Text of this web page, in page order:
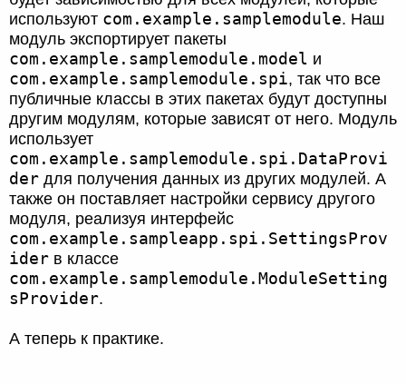
используют com.example.samplemodule. Наш
модуль экспортирует пакеты
com.example.samplemodule.model и
com.example.samplemodule.spi, так что все
публичные классы в этих пакетах будут доступны
другим модулям, которые зависят от него. Модуль
использует
com.example.samplemodule.spi.DataProvi
der для получения данных из других модулей. А
также он поставляет настройки сервису другого
модуля, реализуя интерфейс
com.example.sampleapp.spi.SettingsProv
ider в классе
com.example.samplemodule.ModuleSetting
sProvider.
А теперь к практике.